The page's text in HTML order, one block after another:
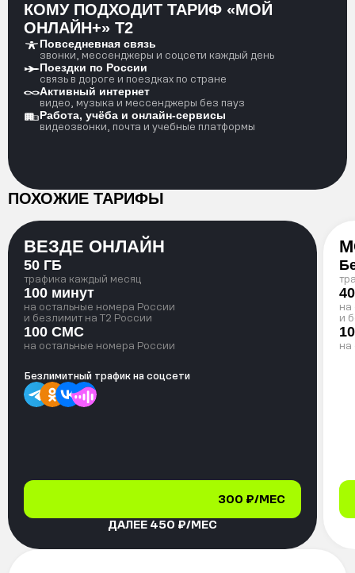
КОМУ ПОДХОДИТ ТАРИФ «МОЙ
ОНЛАЙН+» Т2
Повседневная связь
звонки, мессенджеры и соцсети каждый день
Поездки по России
связь в дороге и поездках по стране
Активный интернет
видео, музыка и мессенджеры без пауз
Работа, учёба и онлайн-сервисы
видеозвонки, почта и учебные платформы
ПОХОЖИЕ ТАРИФЫ
ВЕЗДЕ ОНЛАЙН
50 ГБ
трафика каждый месяц
100 минут
на остальные номера России
и безлимит на T2 России
100 СМС
на остальные номера России
Безлимитный трафик на соцсети
300 ₽/МЕС
ДАЛЕЕ 450 ₽/МЕС
на
и
на